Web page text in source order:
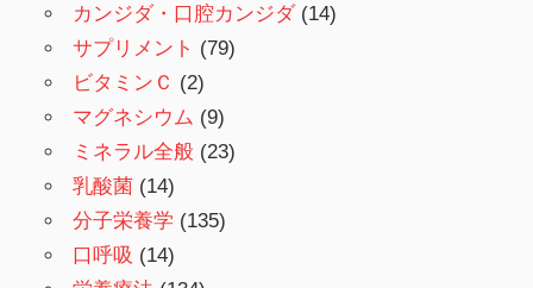
カンジダ・口腔カンジダ (14)
サプリメント (79)
ビタミンＣ (2)
マグネシウム (9)
ミネラル全般 (23)
乳酸菌 (14)
分子栄養学 (135)
口呼吸 (14)